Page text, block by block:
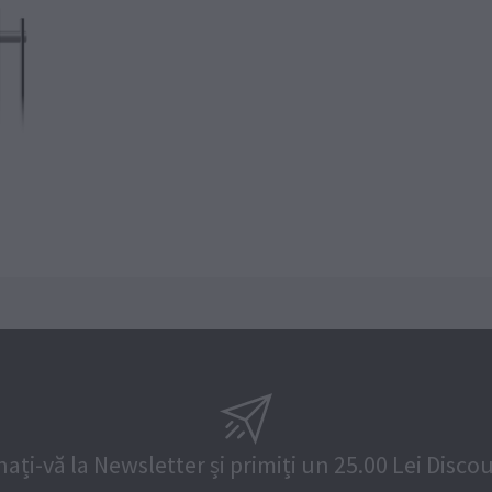
vă la Newsletter și primiți un 25.00 Lei